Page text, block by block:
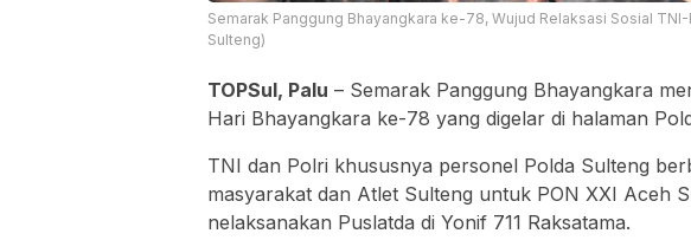
Semarak Panggung Bhayangkara ke-78, Wujud Relaksasi Sosial
Sulteng)
TOPSul, Palu – Semarak Panggung Bhayangkara
Hari Bhayangkara ke-78 yang digelar di halaman
TNI dan Polri khususnya personel Polda Sulteng
masyarakat dan Atlet Sulteng untuk PON XXI Aceh
nelaksanakan Puslatda di Yonif 711 Raksatama.